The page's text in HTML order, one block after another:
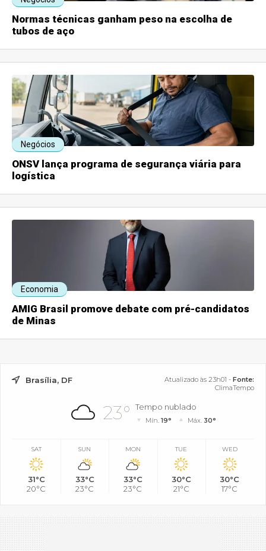
Normas técnicas ganham peso na escolha de
tubos de aço
Negócios
ONSV lança programa de segurança viária para
logística
Economia
AMIG Brasil promove debate com pré-candidatos
de Minas
Brasília, DF Atualizado às 23h01 - Fonte:
ClimaTempo
23° Tempo nublado
Mín.19° Máx. 30°
SAT
31°C
20°C
SUN
33°C
23°C
MON
33°C
23°C
TUE
30°C
21°C
WED
30°C
17°C